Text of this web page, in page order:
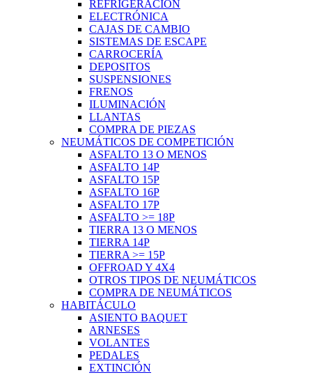
REFRIGERACIÓN
ELECTRÓNICA
CAJAS DE CAMBIO
SISTEMAS DE ESCAPE
CARROCERÍA
DEPOSITOS
SUSPENSIONES
FRENOS
ILUMINACIÓN
LLANTAS
COMPRA DE PIEZAS
NEUMÁTICOS DE COMPETICIÓN
ASFALTO 13 O MENOS
ASFALTO 14P
ASFALTO 15P
ASFALTO 16P
ASFALTO 17P
ASFALTO >= 18P
TIERRA 13 O MENOS
TIERRA 14P
TIERRA >= 15P
OFFROAD Y 4X4
OTROS TIPOS DE NEUMÁTICOS
COMPRA DE NEUMÁTICOS
HABITÁCULO
ASIENTO BAQUET
ARNESES
VOLANTES
PEDALES
EXTINCIÓN